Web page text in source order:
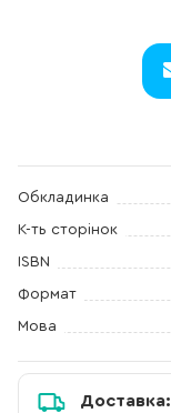
Обкладинка
К-ть сторінок
ISBN
Формат
Мова
Доставка: